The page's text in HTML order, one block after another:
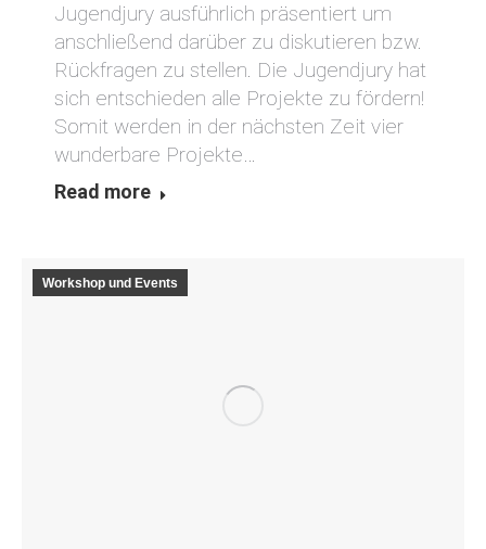
Jugendjury ausführlich präsentiert um
anschließend darüber zu diskutieren bzw.
Rückfragen zu stellen. Die Jugendjury hat
sich entschieden alle Projekte zu fördern!
Somit werden in der nächsten Zeit vier
wunderbare Projekte…
Read more
Workshop und Events